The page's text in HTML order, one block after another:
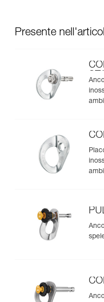
Presente